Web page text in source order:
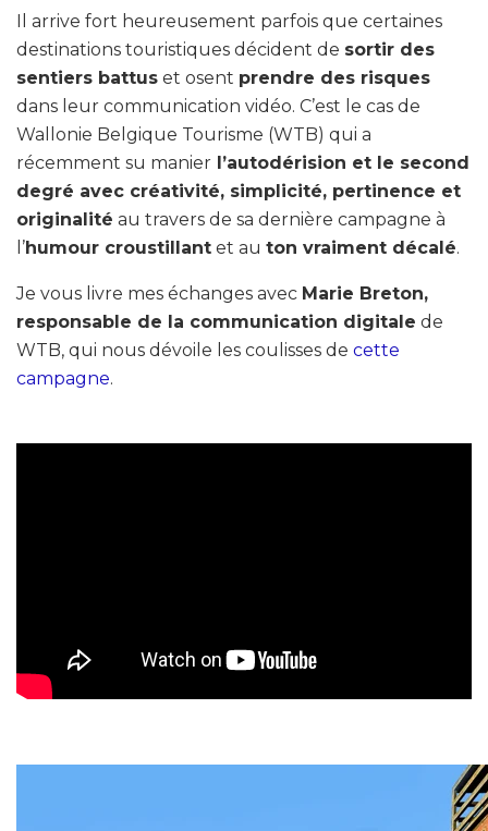
Il arrive fort heureusement parfois que certaines
destinations touristiques décident de sortir des
sentiers battus et osent prendre des risques
dans leur communication vidéo. C’est le cas de
Wallonie Belgique Tourisme (WTB) qui a
récemment su manier l’autodérision et le second
degré avec créativité, simplicité, pertinence et
originalité au travers de sa dernière campagne à
l’humour croustillant et au ton vraiment décalé.
Je vous livre mes échanges avec Marie Breton,
responsable de la communication digitale de
WTB, qui nous dévoile les coulisses de cette
campagne.